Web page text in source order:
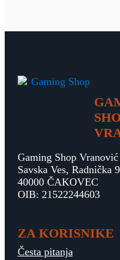
Gaming Shop
Savska Ves, Radnička
40000 ČAKOVEC
OIB: 21522244603
ZA KORISNIKE
Česta pitanja